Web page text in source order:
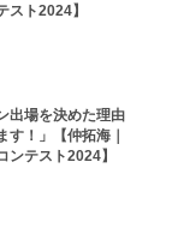
スト2024】
出場を決めた理由
す！」【仲拓海｜
ンテスト2024】